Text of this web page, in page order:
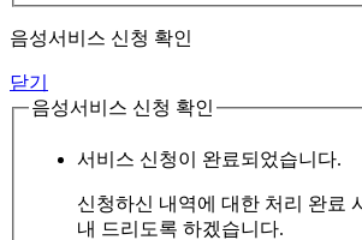
음성서비스 신청 확인
닫기
음성서비스 신청 확인
서비스 신청이 완료되었습니다.
신청하신 내역에 대한 처리 완료
내 드리도록 하겠습니다.